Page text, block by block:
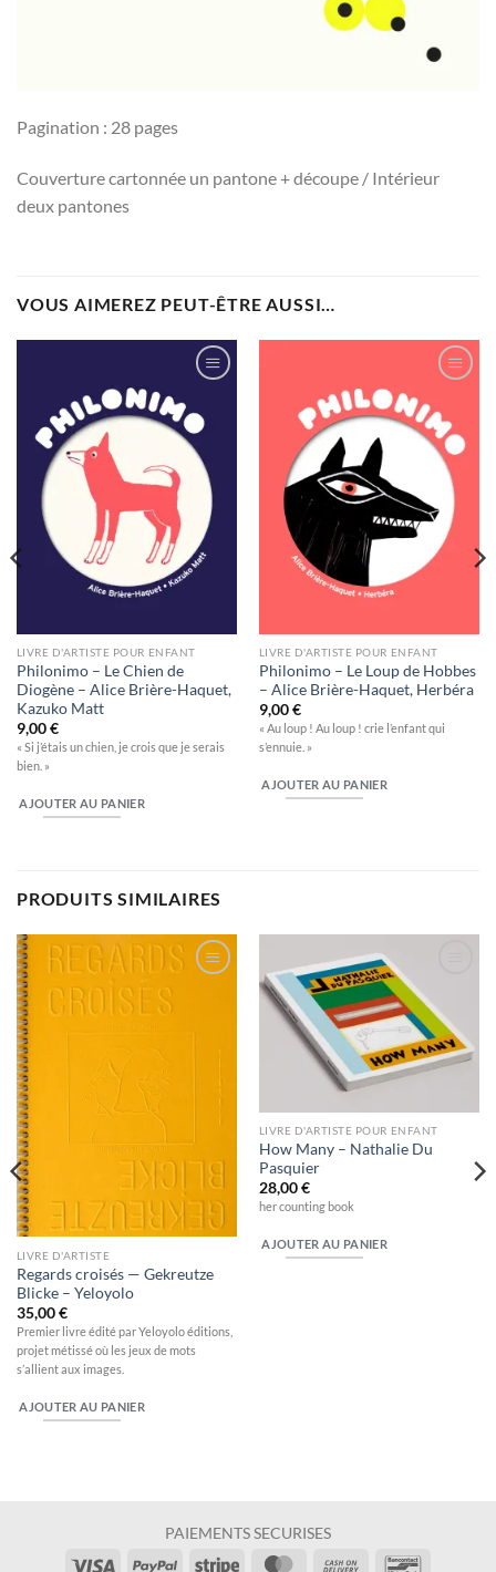
Pagination : 28 pages
Couverture cartonnée un pantone + découpe / Intérieur
deux pantones
VOUS AIMEREZ PEUT-ÊTRE AUSSI…
à la
wishlist
LIVRE D'ARTISTE POUR ENFANT
Philonimo – Le Chien de
Diogène – Alice Brière-Haquet,
Kazuko Matt
9,00€
« Si j’étais un chien, je crois que je serais
bien. »
AJOUTER AU PANIER
à la
wishlist
LIVRE D'ARTISTE POUR ENFANT
Philonimo – Le Loup de Hobbes
– Alice Brière-Haquet, Herbéra
9,00€
« Au loup ! Au loup ! crie l’enfant qui
s’ennuie. »
AJOUTER AU PANIER
PRODUITS SIMILAIRES
LIVRE D'ARTISTE
Regards croisés — Gekreutze
Blicke – Yeloyolo
35,00€
Premier livre édité par Yeloyolo éditions,
projet métissé où les jeux de mots
s’allient aux images.
AJOUTER AU PANIER
wishlist
LIVRE D'ARTISTE POUR ENFANT
How Many – Nathalie Du
Pasquier
28,00€
her counting book
AJOUTER AU PANIER
PAIEMENTS SECURISES
Visa
PayPal Stripe MasterCardCash